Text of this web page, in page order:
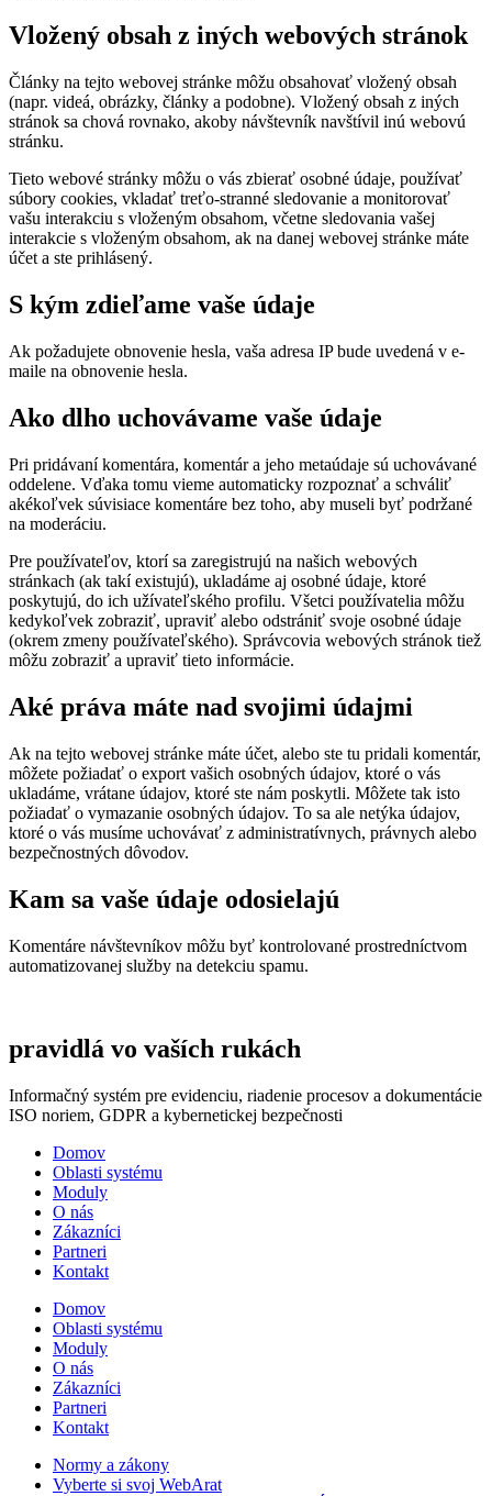
Vložený obsah z iných webových stránok
Články na tejto webovej stránke môžu obsahovať vložený obsah
(napr. videá, obrázky, články a podobne). Vložený obsah z iných
stránok sa chová rovnako, akoby návštevník navštívil inú webovú
stránku.
Tieto webové stránky môžu o vás zbierať osobné údaje, používať
súbory cookies, vkladať treťo-stranné sledovanie a monitorovať
vašu interakciu s vloženým obsahom, včetne sledovania vašej
interakcie s vloženým obsahom, ak na danej webovej stránke máte
účet a ste prihlásený.
S kým zdieľame vaše údaje
Ak požadujete obnovenie hesla, vaša adresa IP bude uvedená v e-
maile na obnovenie hesla.
Ako dlho uchovávame vaše údaje
Pri pridávaní komentára, komentár a jeho metaúdaje sú uchovávané
oddelene. Vďaka tomu vieme automaticky rozpoznať a schváliť
akékoľvek súvisiace komentáre bez toho, aby museli byť podržané
na moderáciu.
Pre používateľov, ktorí sa zaregistrujú na našich webových
stránkach (ak takí existujú), ukladáme aj osobné údaje, ktoré
poskytujú, do ich užívateľského profilu. Všetci používatelia môžu
kedykoľvek zobraziť, upraviť alebo odstrániť svoje osobné údaje
(okrem zmeny používateľského). Správcovia webových stránok tiež
môžu zobraziť a upraviť tieto informácie.
Aké práva máte nad svojimi údajmi
Ak na tejto webovej stránke máte účet, alebo ste tu pridali komentár,
môžete požiadať o export vašich osobných údajov, ktoré o vás
ukladáme, vrátane údajov, ktoré ste nám poskytli. Môžete tak isto
požiadať o vymazanie osobných údajov. To sa ale netýka údajov,
ktoré o vás musíme uchovávať z administratívnych, právnych alebo
bezpečnostných dôvodov.
Kam sa vaše údaje odosielajú
Komentáre návštevníkov môžu byť kontrolované prostredníctvom
automatizovanej služby na detekciu spamu.
pravidlá vo vaších rukách
Informačný systém pre evidenciu, riadenie procesov a dokumentácie
ISO noriem, GDPR a kybernetickej bezpečnosti
Domov
Oblasti systému
Moduly
O nás
Zákazníci
Partneri
Kontakt
Domov
Oblasti systému
Moduly
O nás
Zákazníci
Partneri
Kontakt
Normy a zákony
Vyberte si svoj WebArat